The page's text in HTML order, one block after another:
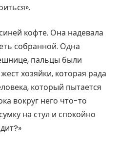
кофте. Она надевала
собранной. Одна
пальцы были
хозяйки, которая рада
который пытается
вокруг него что-то
на стул и спокойно